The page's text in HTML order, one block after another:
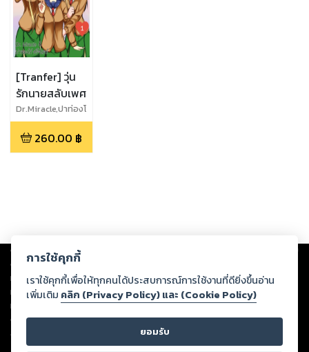
[Tranfer] วุ่น
รักนายสลับเพศ
Dr.Miracle,ปาท่องโ
ก๋ ศรีจันทร์
260.00 ฿
Copyright © 2026
ต่อผลงานหรือเนื้อหาใดที่อัปโหลดผ่านเว็บไซต์และปรากฏว่าละเมิดสิทธิใน
ทรัพย์สินทางปัญญาของบุคคลอื่นหรือขัดต่อกฎหมายและศีลธรรม ดังนั้น ผู้อ่าน
ทุกท่านโปรดใช้วิจารณญาณในการกลั่นกรองด้วยตนเอง และหากท่านพบว่าส่วน
หนึ่งส่วนใดขัดต่อกฎหมายและศีลธรรม กรุณาแจ้งมายังบริษัท เพื่อทีมงานจะได้
ดำเนินการในทันที ทั้งนี้ ทางสตอรี่ล็อกขอสงวนลิขสิทธิ์ตามพระราชบัญญัติ
ลิขสิทธิ์ พ.ศ. 2537 (ฉบับล่าสุด)
การใช้คุกกี้
เราใช้คุกกี้เพื่อให้ทุกคนได้ประสบการณ์การใช้งานที่ดียิ่งขึ้นอ่าน
เพิ่มเติม คลิก (Privacy Policy) และ (Cookie Policy)
ยอมรับ